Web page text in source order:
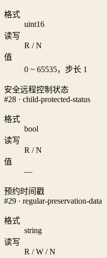
格式
uint16
读写
R / N
值
0 ~ 65535，步长 1
安全远程控制状态
#28 · child-protected-status
格式
bool
读写
R / N
值
—
预约时间戳
#29 · regular-preservation-data
格式
string
读写
R / W / N